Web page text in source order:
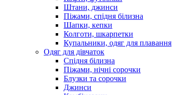
Штани, джинси
Піжами, спідня білизна
Шапки, кепки
Колготи, шкарпетки
Купальники, одяг для плавання
Одяг для дівчаток
Спідня білизна
Піжами, нічні сорочки
Блузки та сорочки
Джинси